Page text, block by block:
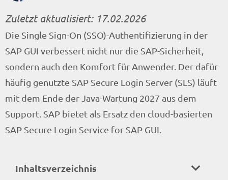
Zuletzt aktualisiert: 17.02.2026
Die Single Sign-On (SSO)-Authentifizierung in der
SAP GUI verbessert nicht nur die SAP-Sicherheit,
sondern auch den Komfort für Anwender. Der dafür
häufig genutzte SAP Secure Login Server (SLS) läuft
mit dem Ende der Java-Wartung 2027 aus dem
Support. SAP bietet als Ersatz den cloud-basierten
SAP Secure Login Service for SAP GUI.
Inhaltsverzeichnis